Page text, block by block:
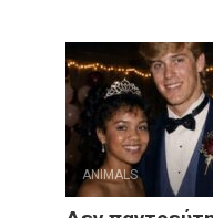
ANIMALS